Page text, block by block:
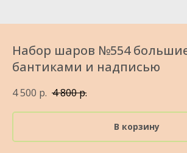
Набор шаров №554
бантиками и надписью
4 500 р. 4 800р.
В корзину